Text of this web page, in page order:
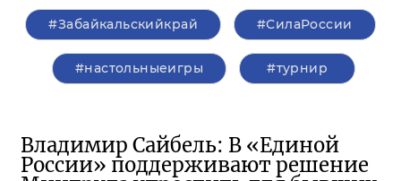
#Забайкальскийкрай #СилаРоссии
#настольныеигры #турнир
Владимир Сайбель: В «Единой
России» поддерживают решение